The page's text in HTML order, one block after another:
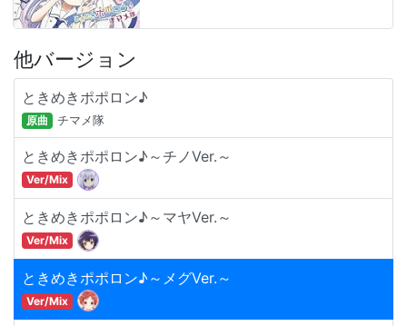
他バージョン
ときめきポポロン♪
原曲 チマメ隊
ときめきポポロン♪～チノVer.～
Ver/Mix
ときめきポポロン♪～マヤVer.～
Ver/Mix
ときめきポポロン♪～メグVer.～
Ver/Mix